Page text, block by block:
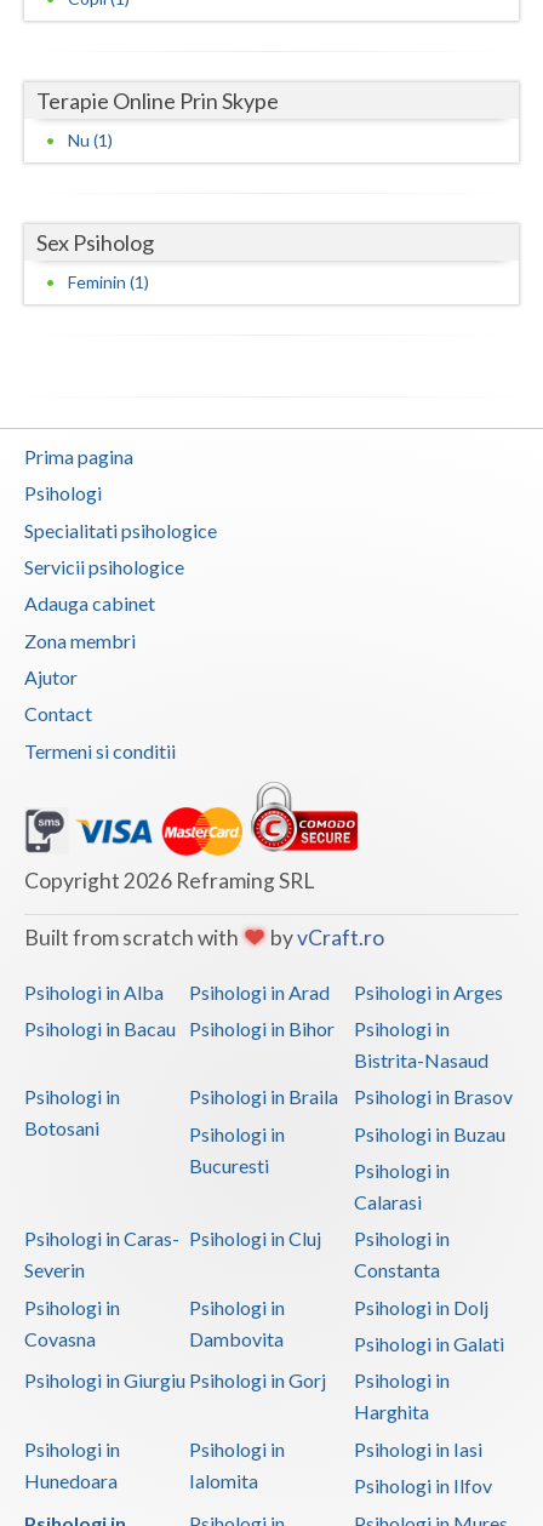
Salaj
Satu-Mare
Suceava
Teleorman
Valcea
Vrancea
Terapie Online Prin Skype
Nu (1)
Sex Psiholog
Feminin (1)
Prima pagina
Psihologi
Specialitati psihologice
Servicii psihologice
Adauga cabinet
Zona membri
Ajutor
Contact
Termeni si conditii
Copyright 2026 Reframing SRL
Built from scratch with byvCraft.ro
Psihologi in Alba Psihologi in Arad
Psihologi in Arges
Psihologi in Bacau
Psihologi in Bihor
Psihologi in
Bistrita-Nasaud
Psihologi in
Botosani
Psihologi in Braila
Psihologi in Brasov
Psihologi in
Bucuresti
Psihologi in Buzau
Psihologi in
Calarasi
Psihologi in Caras-
Severin
Psihologi in Cluj
Psihologi in
Constanta
Psihologi in
Covasna
Psihologi in
Dambovita
Psihologi in Dolj
Psihologi in Galati
Psihologi in Giurgiu Psihologi in Gorj
Psihologi in
Harghita
Psihologi in
Hunedoara
Psihologi in
Ialomita
Psihologi in Iasi
Psihologi in Ilfov